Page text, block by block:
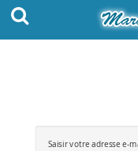
Saisir votre adresse e-